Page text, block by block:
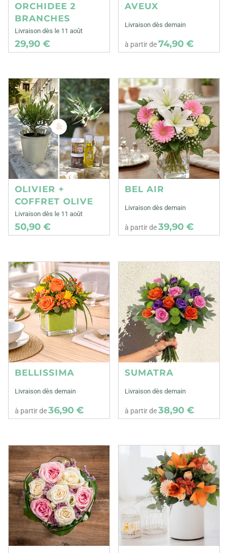
ORCHIDEE 2
BRANCHES
Livraison dès le 11 août
29,90 €
AVEUX
Livraison dès demain
à partir de74,90 €
OLIVIER +
COFFRET OLIVE
Livraison dès le 11 août
50,90 €
BEL AIR
Livraison dès demain
à partir de39,90 €
BELLISSIMA
Livraison dès demain
à partir de36,90 €
SUMATRA
Livraison dès demain
à partir de38,90 €